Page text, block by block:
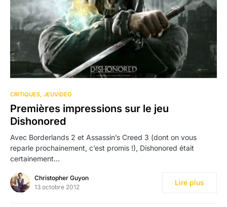
CRITIQUES JEUVIDEO
Premières impressions sur le jeu
Dishonored
Avec Borderlands 2 et Assassin’s Creed 3 (dont on vous
reparle prochainement, c’est promis !), Dishonored était
certainement…
Christopher Guyon
13 octobre 2012
Lire plus